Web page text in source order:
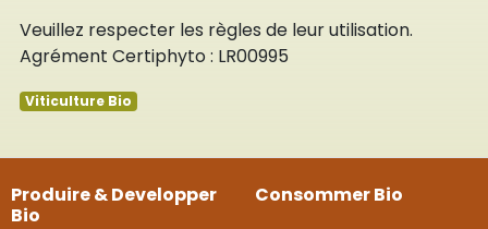
Veuillez respecter les règles de leur utilisation.
Agrément Certiphyto : LR00995
Viticulture Bio
Produire & Developper
Bio
Consommer Bio